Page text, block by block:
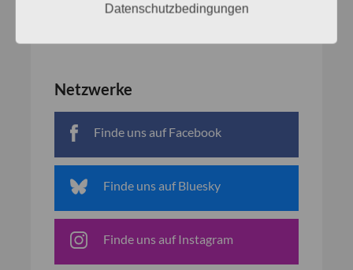
Netzwerke
Finde uns auf Facebook
Finde uns auf Bluesky
Finde uns auf Instagram
Datenschutzbedingungen